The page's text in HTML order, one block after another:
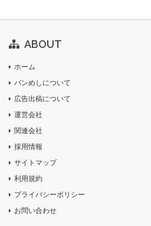
ABOUT
ホーム
バンめしについて
広告出稿について
運営会社
関連会社
採用情報
サイトマップ
利用規約
プライバシーポリシー
お問い合わせ